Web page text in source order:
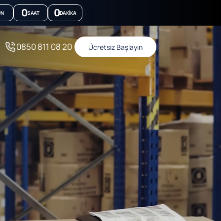
0SAAT 0DAKIKA
0850 811 08 20 Ücretsiz Başlayın